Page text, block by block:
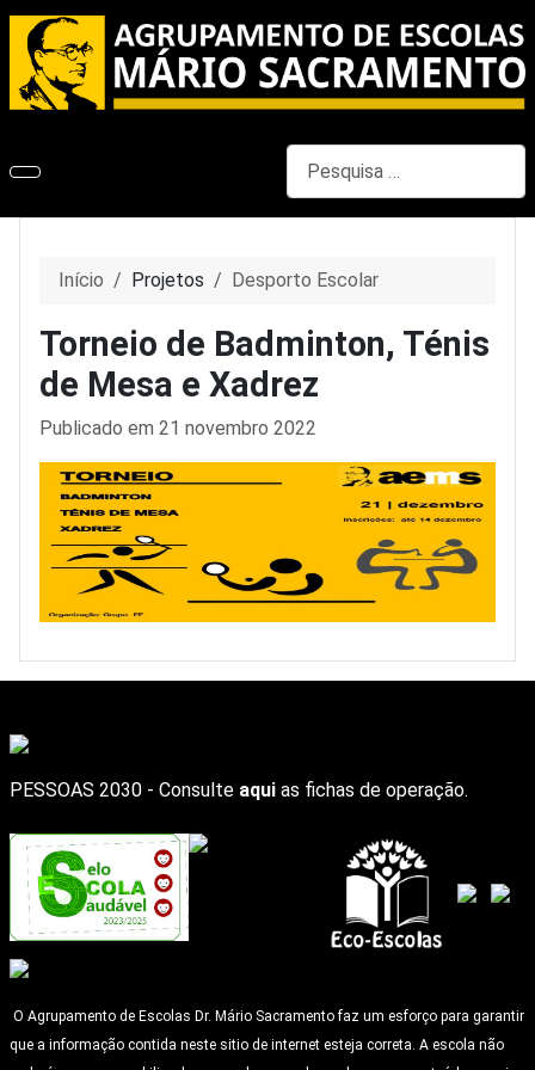
Início Projetos Desporto Escolar
Torneio de Badminton, Ténis
de Mesa e Xadrez
Detalhes
Publicado em 21 novembro 2022
PESSOAS 2030 - Consulte aqui as fichas de operação.
O Agrupamento de Escolas Dr. Mário Sacramento faz um esforço para garantir
que a informação contida neste sitio de internet esteja correta. A escola não